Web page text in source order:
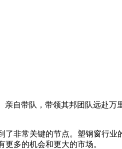
亲自带队，带领其邦团队远赴万
非常关键的节点。塑钢窗行
多的机会和更大的市场。